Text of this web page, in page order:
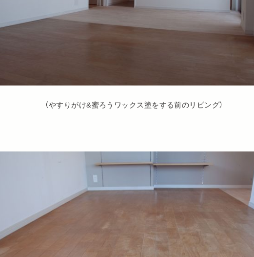
（やすりがけ&蜜ろうワックス塗をする前のリビング）